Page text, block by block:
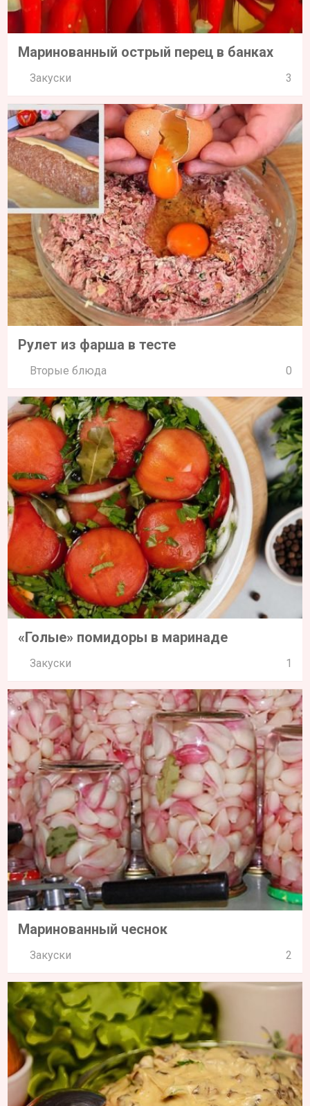
Маринованный острый перец в банках
Закуски 3
Рулет из фарша в тесте
Вторые блюда 0
«Голые» помидоры в маринаде
Закуски 1
Маринованный чеснок
Закуски 2